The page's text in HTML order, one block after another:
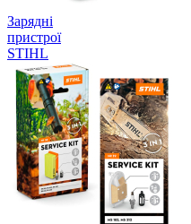
Зарядні
пристрої
STIHL